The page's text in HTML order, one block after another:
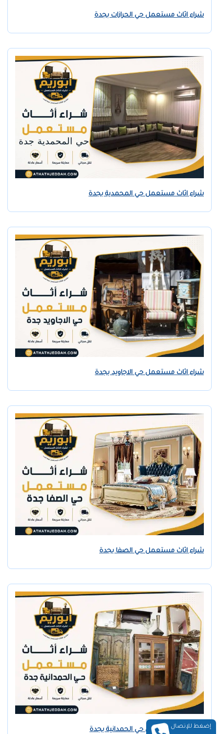
شراء اثاث مستعمل حي الحرازات بجدة
شراء اثاث مستعمل حي المحمدية بجدة
شراء اثاث مستعمل حي الاجاويد بجدة
شراء اثاث مستعمل حي الصفا بجدة
شراء اثاث مستعمل حي الحمدانية بجدة
إضغط للإتصال